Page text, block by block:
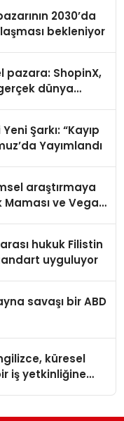
2030’da
bekleniyor
pazara: ShopinX,
dünya
Şarkı: “Kayıp
Yayımlandı
araştırmaya
ve Vegan
hukuk Filistin
uyguluyor
savaşı bir ABD
küresel
iş yetkinliğine